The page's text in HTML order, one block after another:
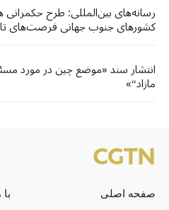
رسانه‌های بین‌المللی: طرح
کشورهای جنوب جهانی فرصت‌های
انتشار سند «موضع چین در مورد
مازاد“»
صفحه اصلی